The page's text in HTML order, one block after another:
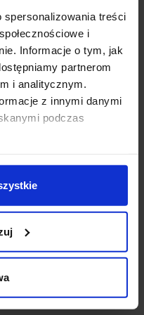
treści
i
Informacje o tym, jak
partnerom
i analitycznym.
z innymi danymi
podczas
x LED zintegrowany
4200 lm, 3000K